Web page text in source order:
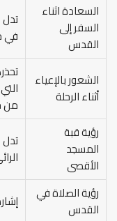
السعادة اثناء
السفر إلى
القدس
في
الشعور بالإعياء
أثناء الرحلة
من
رؤية قبة
المسجد
الأقصى
رؤية الصلاة في
القدس